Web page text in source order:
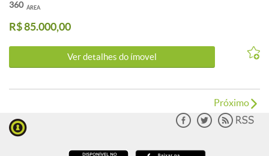
ÁREA
360
R$ 85.000,00
Ver detalhes do ímovel
Próximo